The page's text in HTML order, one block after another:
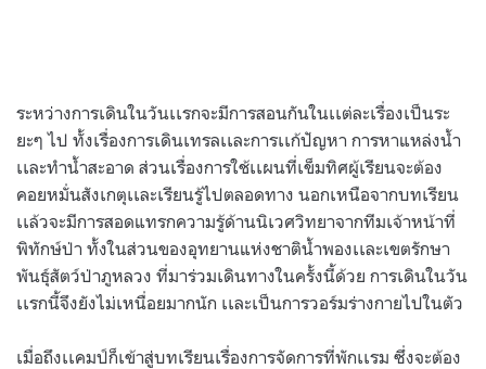
ระหว่างการเดินในวันเเรกจะมีการสอนกันในเเต่ละเรื่องเป็นระ
ยะๆ ไป ทั้งเรื่องการเดินเทรลเเละการเเก้ปัญหา การหาแหล่งน้ำ
เเละทำน้ำสะอาด ส่วนเรื่องการใช้เเผนที่เข็มทิศผู้เรียนจะต้อง
คอยหมั่นสังเกตุเเละเรียนรู้ไปตลอดทาง นอกเหนือจากบทเรียน
เเล้วจะมีการสอดแทรกความรู้ด้านนิเวศวิทยาจากทีมเจ้าหน้าที่
พิทักษ์ป่า ทั้งในส่วนของอุทยานแห่งชาติน้ำพองเเละเขตรักษา
พันธุ์สัตว์ป่าภูหลวง ที่มาร่วมเดินทางในครั้งนี้ด้วย การเดินในวัน
เเรกนี้จึงยังไม่เหนื่อยมากนัก เเละเป็นการวอร์มร่างกายไปในตัว
เมื่อถึงเเคมป์ก็เข้าสู่บทเรียนเรื่องการจัดการที่พักเเรม ซึ่งจะต้อง